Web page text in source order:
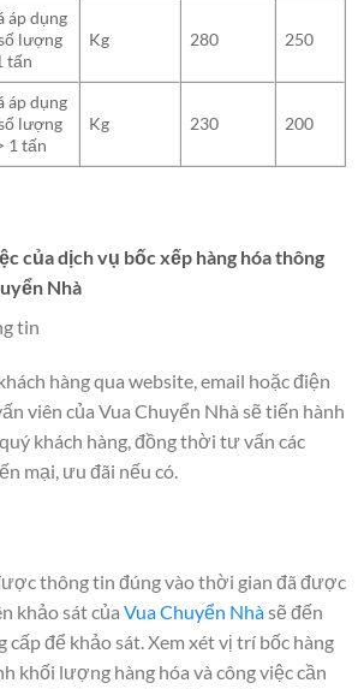
áp dụng
lượng
tấn
Kg 280 250
áp dụng
lượng
1 tấn
Kg 230 200
của dịch vụ bốc xếp hàng hóa thông
Nhà
tin
hàng qua website, email hoặc điện
viên của Vua Chuyển Nhà sẽ tiến hành
khách hàng, đồng thời tư vấn các
mại, ưu đãi nếu có.
thông tin đúng vào thời gian đã được
khảo sát của Vua Chuyển Nhàsẽ đến
cấp để khảo sát. Xem xét vị trí bốc hàng
khối lượng hàng hóa và công việc cần